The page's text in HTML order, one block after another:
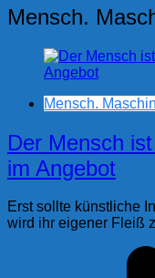
Mensch.
Mensch.
Der Mensch
im Angebot
Erst sollte künstliche
wird ihr eigener Fleiß